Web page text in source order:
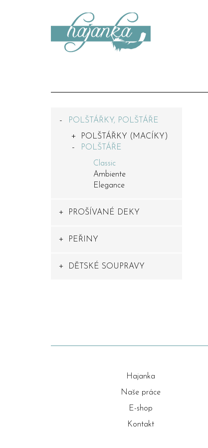
POLŠTÁŘKY, POLŠTÁŘE
POLŠTÁŘKY (MACÍKY)
POLŠTÁŘE
Classic
Ambiente
Elegance
PROŠÍVANÉ DEKY
PEŘINY
DĚTSKÉ SOUPRAVY
Hajanka
Naše práce
E-shop
Kontakt